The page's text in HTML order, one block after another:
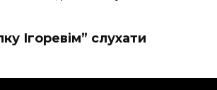
Ігоревім” слухати